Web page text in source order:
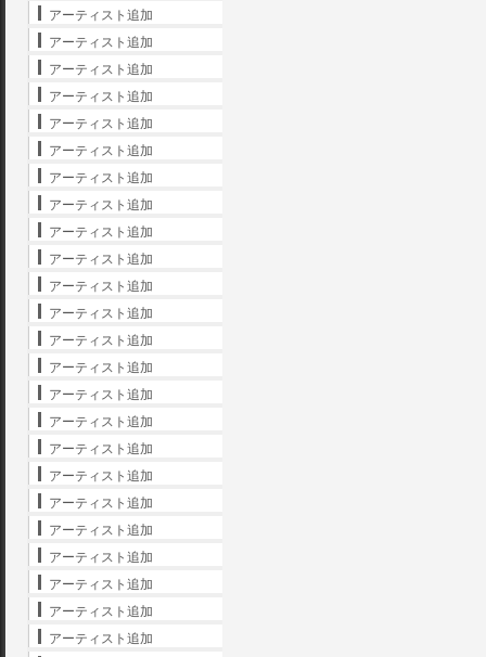
アーティスト追加
アーティスト追加
アーティスト追加
アーティスト追加
アーティスト追加
アーティスト追加
アーティスト追加
アーティスト追加
アーティスト追加
アーティスト追加
アーティスト追加
アーティスト追加
アーティスト追加
アーティスト追加
アーティスト追加
アーティスト追加
アーティスト追加
アーティスト追加
アーティスト追加
アーティスト追加
アーティスト追加
アーティスト追加
アーティスト追加
アーティスト追加